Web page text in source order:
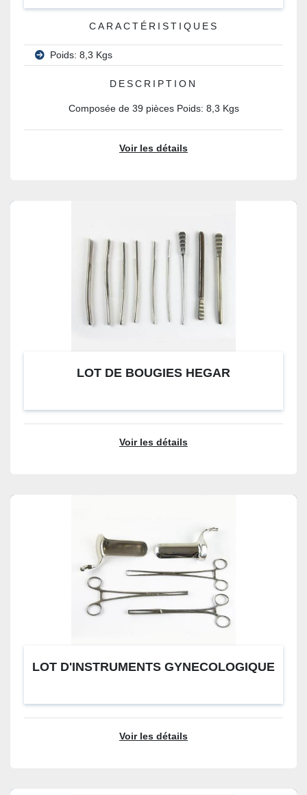
CARACTÉRISTIQUES
Poids: 8,3 Kgs
DESCRIPTION
Composée de 39 pièces Poids: 8,3 Kgs
Voir les détails
LOT DE BOUGIES HEGAR
Voir les détails
LOT D'INSTRUMENTS GYNECOLOGIQUE
Voir les détails